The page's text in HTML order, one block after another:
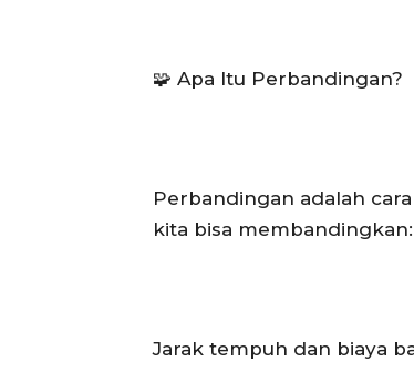
🧩 Apa Itu Perbandingan?
Perbandingan adalah
kita bisa membandingkan:
Jarak tempuh dan biaya